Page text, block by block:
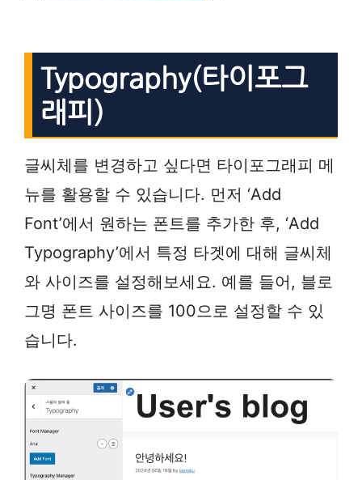
Typography(타이포그
래피)
글씨체를 변경하고 싶다면 타이포그래피 메
뉴를 활용할 수 있습니다. 먼저 ‘Add
Font’에서 원하는 폰트를 추가한 후, ‘Add
Typography’에서 특정 타겟에 대해 글씨체
와 사이즈를 설정해보세요. 예를 들어, 블로
그명 폰트 사이즈를 100으로 설정할 수 있
습니다.